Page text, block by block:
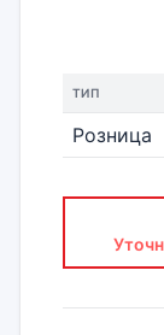
ТИП
Розница